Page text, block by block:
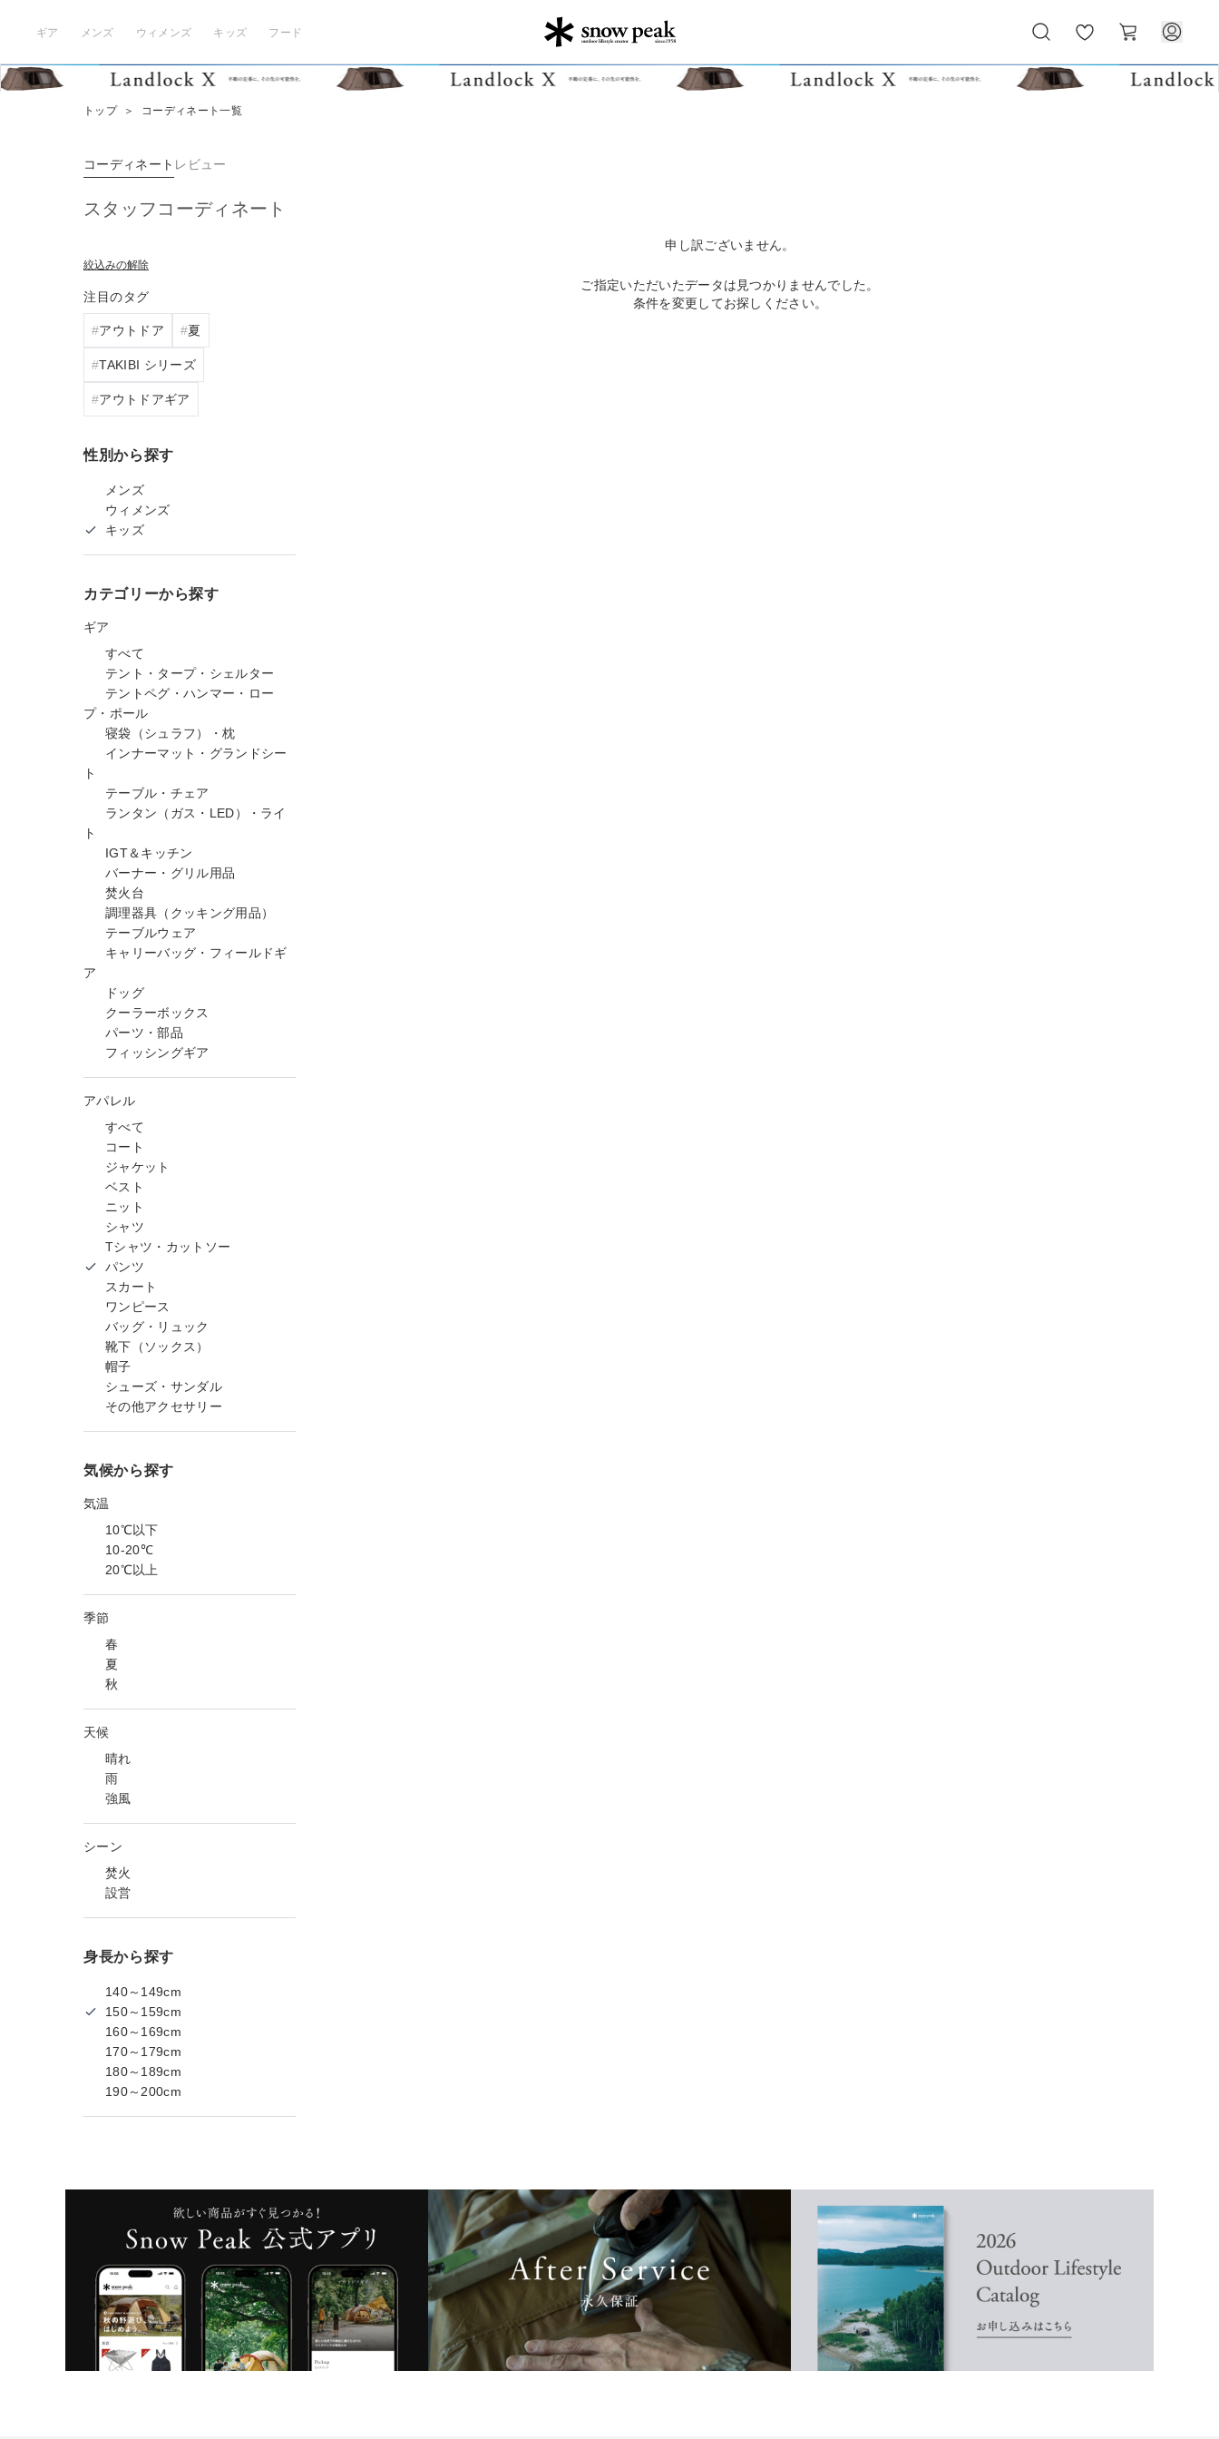
ギア メンズ ウィメンズ キッズ フード
気
に
ー
ト
トップ ＞ コーディネート一覧
コーディネート レビュー
スタッフコーディネート
絞込みの解除
注目のタグ
アウトドア 夏
TAKIBI シリーズ
アウトドアギア
性別から探す
メンズ
ウィメンズ
キッズ
カテゴリーから探す
ギア
すべて
テント・タープ・シェルター
テントペグ・ハンマー・ロー
プ・ポール
寝袋（シュラフ）・枕
インナーマット・グランドシー
ト
テーブル・チェア
ランタン（ガス・LED）・ライ
ト
IGT＆キッチン
バーナー・グリル用品
焚火台
調理器具（クッキング用品）
テーブルウェア
キャリーバッグ・フィールドギ
ア
ドッグ
クーラーボックス
パーツ・部品
フィッシングギア
アパレル
すべて
コート
ジャケット
ベスト
ニット
シャツ
Tシャツ・カットソー
パンツ
スカート
ワンピース
バッグ・リュック
靴下（ソックス）
帽子
シューズ・サンダル
その他アクセサリー
気候から探す
気温
10℃以下
10-20℃
20℃以上
季節
春
夏
秋
天候
晴れ
雨
強風
シーン
焚火
設営
身長から探す
140～149cm
150～159cm
160～169cm
170～179cm
180～189cm
190～200cm
申し訳ございません。
ご指定いただいたデータは見つかりませんでした。
条件を変更してお探しください。